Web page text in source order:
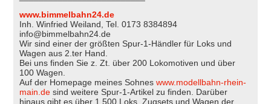
www.bimmelbahn24.de
Inh. Winfried Weiland, Tel. 0173 8384894
info@bimmelbahn24.de
Wir sind einer der größten Spur-1-Händler für Loks und
Wagen aus 2.ter Hand.
Bei uns finden Sie z. Zt. über 200 Lokomotiven und über
100 Wagen.
Auf der Homepage meines Sohneswww.modellbahn-rhein-
main.de sind weitere Spur-1-Artikel zu finden. Darüber
hinaus gibt es über 1.500 Loks, Zugsets und Wagen der